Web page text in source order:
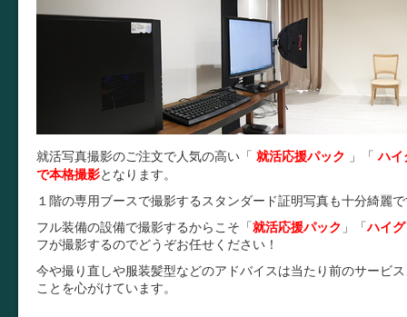
就活写真撮影のご注文で人気の高い「 就活応援パック 」 「ハイ
で本格撮影となります。
１階の専用ブースで撮影するスタンダード証明写真も十分綺麗
フル装備の設備で撮影するからこそ 「就活応援パック 」 「ハイ
フが撮影するのでどうぞお任せください！
今や撮り直しや服装髪型などのアドバイスは当たり前のサービ
ことを心がけています。